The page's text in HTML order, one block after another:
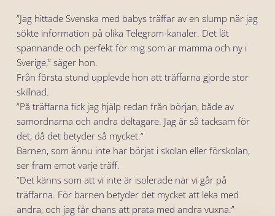
”Jag hittade Svenska med babys träffar av en slump när jag
sökte information på olika Telegram-kanaler. Det lät
spännande och perfekt för mig som är mamma och ny i
Sverige,” säger hon.
Från första stund upplevde hon att träffarna gjorde stor
skillnad.
”På träffarna fick jag hjälp redan från början, både av
samordnarna och andra deltagare. Jag är så tacksam för
det, då det betyder så mycket.”
Barnen, som ännu inte har börjat i skolan eller förskolan,
ser fram emot varje träff.
”Det känns som att vi inte är isolerade när vi går på
träffarna. För barnen betyder det mycket att leka med
andra, och jag får chans att prata med andra vuxna.”